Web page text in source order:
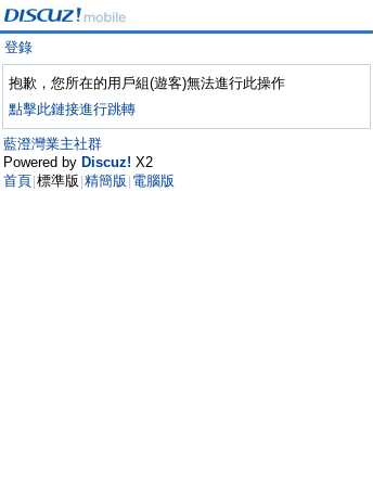
登錄
抱歉，您所在的用戶組(遊客)無法進行此操作
點擊此鏈接進行跳轉
藍澄灣業主社群
Powered by Discuz! X2
首頁 標準版 精簡版 電腦版